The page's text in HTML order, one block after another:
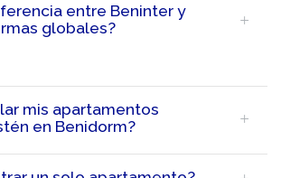
entre Beninter y
globales?
mis apartamentos
en Benidorm?